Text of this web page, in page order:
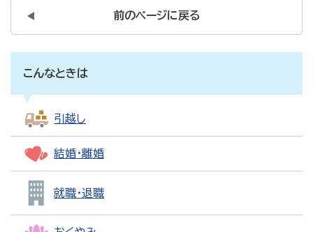
前のページに戻る
こんなときは
引越し
結婚・離婚
就職・退職